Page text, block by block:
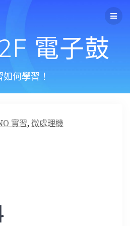
電子鼓
如何學習！
實習, 微處理機